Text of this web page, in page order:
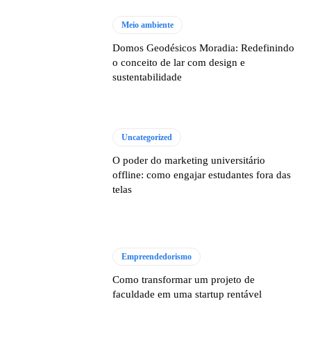
Meio ambiente
Domos Geodésicos Moradia: Redefinindo
o conceito de lar com design e
sustentabilidade
Uncategorized
O poder do marketing universitário
offline: como engajar estudantes fora das
telas
Empreendedorismo
Como transformar um projeto de
faculdade em uma startup rentável